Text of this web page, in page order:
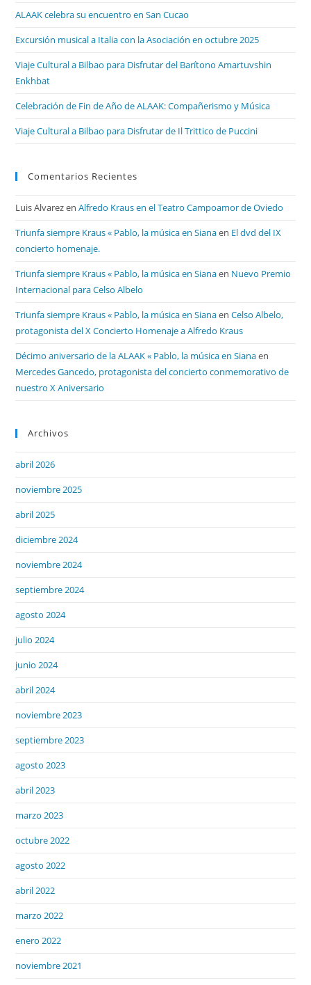
ALAAK celebra su encuentro en San Cucao
Excursión musical a Italia con la Asociación en octubre 2025
Viaje Cultural a Bilbao para Disfrutar del Barítono Amartuvshin
Enkhbat
Celebración de Fin de Año de ALAAK: Compañerismo y Música
Viaje Cultural a Bilbao para Disfrutar de Il Trittico de Puccini
Comentarios Recientes
Luis AlvarezenAlfredo Kraus en el Teatro Campoamor de Oviedo
Triunfa siempre Kraus « Pablo, la música en Sianaen El dvd del IX
concierto homenaje.
Triunfa siempre Kraus « Pablo, la música en Sianaen Nuevo Premio
Internacional para Celso Albelo
Triunfa siempre Kraus « Pablo, la música en SianaenCelso Albelo,
protagonista del X Concierto Homenaje a Alfredo Kraus
Décimo aniversario de la ALAAK « Pablo, la música en Sianaen
Mercedes Gancedo, protagonista del concierto conmemorativo de
nuestro X Aniversario
Archivos
abril 2026
noviembre 2025
abril 2025
diciembre 2024
noviembre 2024
septiembre 2024
agosto 2024
julio 2024
junio 2024
abril 2024
noviembre 2023
septiembre 2023
agosto 2023
abril 2023
marzo 2023
octubre 2022
agosto 2022
abril 2022
marzo 2022
enero 2022
noviembre 2021